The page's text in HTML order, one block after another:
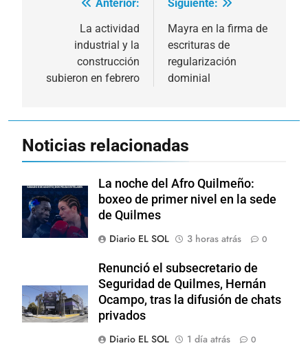
Navegación
entradas
Anterior:
La actividad
industrial y la
construcción
subieron en febrero
Siguiente:
Mayra en la firma de
escrituras de
regularización
dominial
Noticias relacionadas
La noche del Afro Quilmeño:
boxeo de primer nivel en la sede
de Quilmes
Diario EL SOL
3 horas atrás 0
Renunció el subsecretario de
Seguridad de Quilmes, Hernán
Ocampo, tras la difusión de chats
privados
Diario EL SOL
1 día atrás 0